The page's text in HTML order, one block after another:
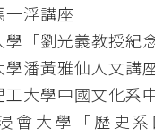
浮講座
「劉光義教授紀
潘黃雅仙人文講
大學中國文化系
會大學「歷史